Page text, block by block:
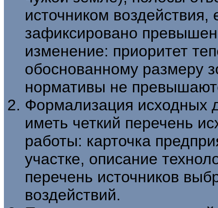
источником воздействия,
зафиксировано
изменение: приоритет
обоснованному размеру
нормативы не
Формализация исходных
иметь четкий перечень
работы: карточка
участке, описание
перечень источников
воздействий.